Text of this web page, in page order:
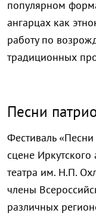
популярном
ангарцах как
работу по
традиционных
Песни
Фестиваль
сцене
театра им. Н.П.
члены
различных